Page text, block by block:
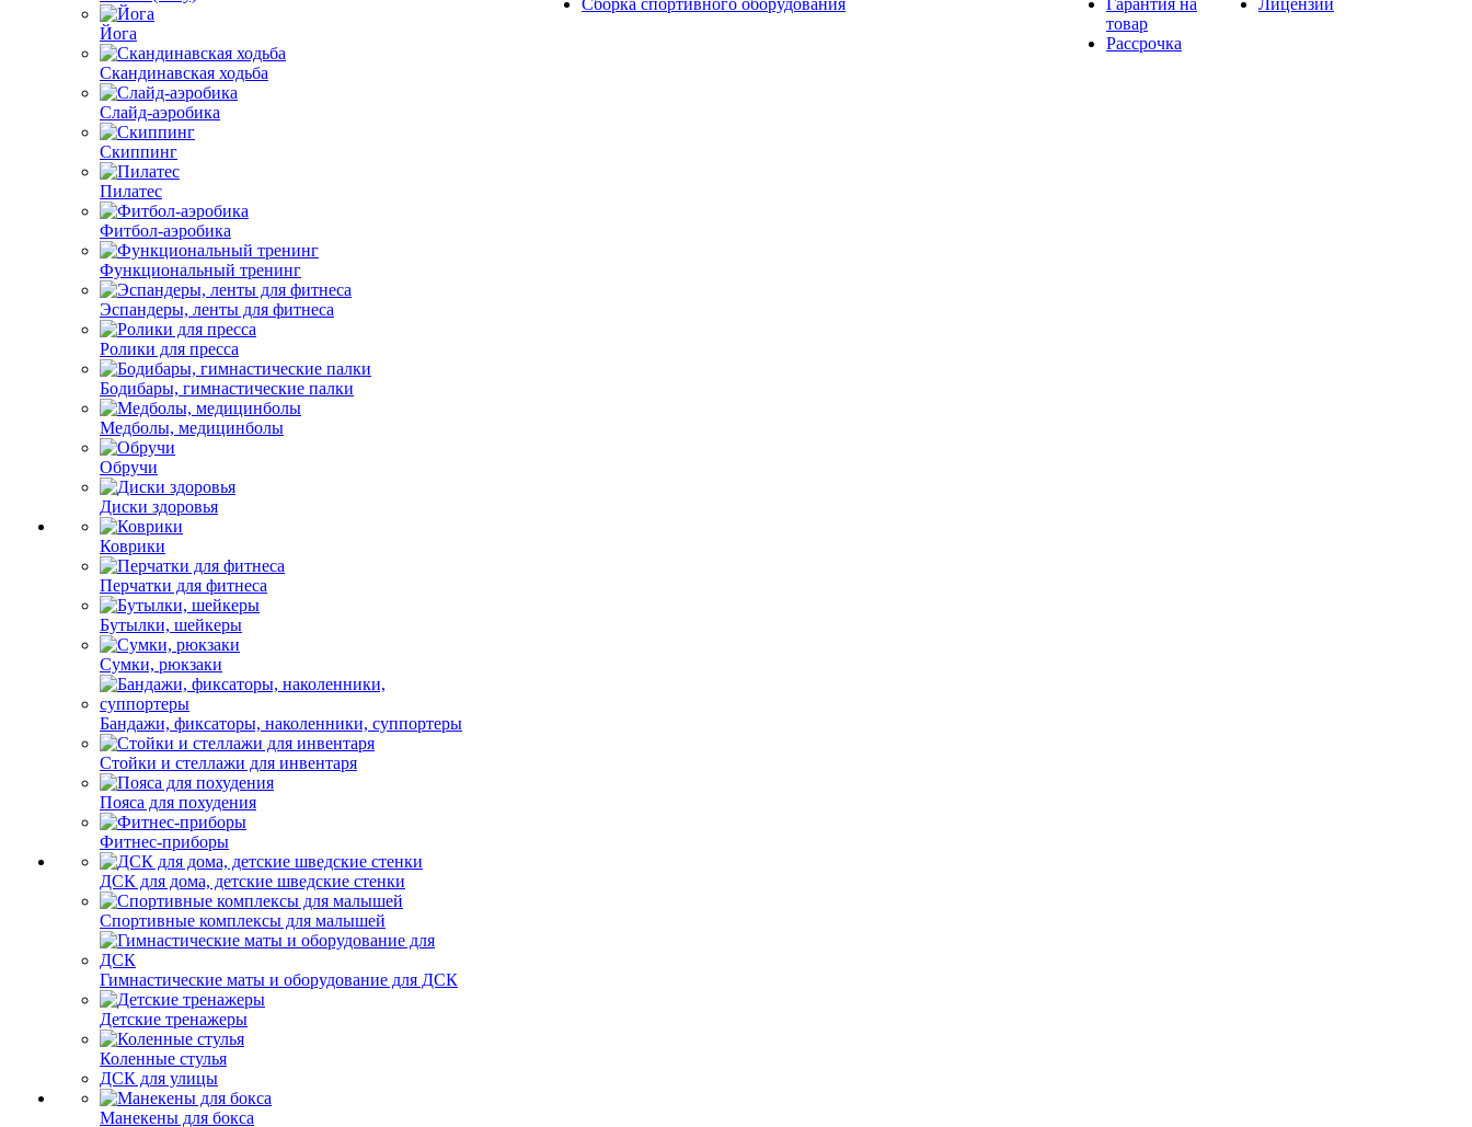
Йога
Скандинавская ходьба
Слайд-аэробика
Скиппинг
Пилатес
Фитбол-аэробика
Функциональный тренинг
Эспандеры, ленты для фитнеса
Ролики для пресса
Бодибары, гимнастические палки
Медболы, медицинболы
Обручи
Диски здоровья
Коврики
Перчатки для фитнеса
Бутылки, шейкеры
Сумки, рюкзаки
Бандажи, фиксаторы, наколенники, суппортеры
Стойки и стеллажи для инвентаря
Пояса для похудения
Фитнес-приборы
ДСК для дома, детские шведские стенки
Спортивные комплексы для малышей
Гимнастические маты и оборудование для ДСК
Детские тренажеры
Коленные стулья
ДСК для улицы
Манекены для бокса
Сборка спортивного оборудования
Гарантия на
товар
Рассрочка
Лицензии